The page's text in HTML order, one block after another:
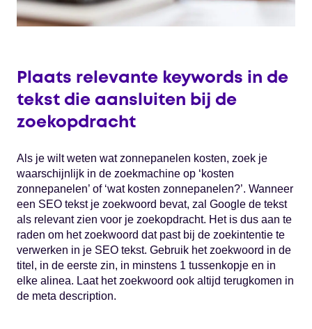
Plaats relevante keywords in de
tekst die aansluiten bij de
zoekopdracht
Als je wilt weten wat zonnepanelen kosten, zoek je
waarschijnlijk in de zoekmachine op ‘kosten
zonnepanelen’ of ‘wat kosten zonnepanelen?’. Wanneer
een SEO tekst je zoekwoord bevat, zal Google de tekst
als relevant zien voor je zoekopdracht. Het is dus aan te
raden om het zoekwoord dat past bij de zoekintentie te
verwerken in je SEO tekst. Gebruik het zoekwoord in de
titel, in de eerste zin, in minstens 1 tussenkopje en in
elke alinea. Laat het zoekwoord ook altijd terugkomen in
de meta description.